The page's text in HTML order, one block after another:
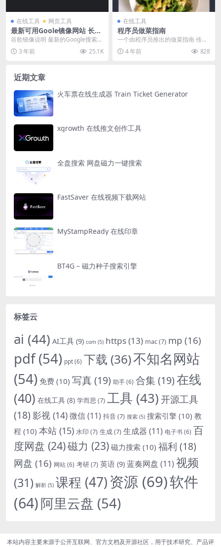
在线工具 网页工具
最新可用Goole镜像网站 长期
更新
谷歌镜像说明 最新的Google搜索镜
像，此类Google镜像网站仅供国内
有需求...
3 年前 25.1K
在线工具
程序员做菜指南
一个由程序员推出的做菜指南 传送
门：https://cook.aiurs.co/
4 年前 828
近期文章
火车票在线生成器 Train Ticket Generator
xgrowth 在线推文创作工具
全盘搜索 网盘磁力一键搜索
FastSaver 在线视频下载网站
MyStampReady 在线印章
BT4G – 磁力种子搜索引擎
标签云
ai (44) AI工具 (9) com (5) https(13) mac(7) mp (16)
pdf(54) ppt(6) 下载 (36)不知名网站
(54) 免费 (10) 写真 (19) 助手(6) 合集 (19)在线
(40) 在线工具 (8) 学而思 (7) 工具 (43)开源工具
(18) 影视 (14)微信(11) 抖音(7) 搜索 (5) 搜索引擎 (10) 教
程 (10) 本站 (15) 水印 (7) 生成(7) 生成器 (11) 电子书(6) 百
度网盘 (24)磁力 (23) 磁力搜索 (10) 福利 (18)
网盘 (16) 网站(6) 考研(7) 英语 (9) 蓝奏网盘 (11) 视频
(31) 解析 (5) 课程 (47)资源 (69)软件
(64)阿里云盘 (54)
本站内容主要来源于公开互联网、官方文档及开源社区，用于技术研究、产品评